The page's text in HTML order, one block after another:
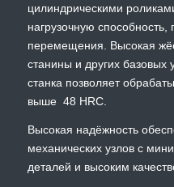
цилиндрическими
нагрузочную способность,
перемещения. Высокая
станины и других базовых
станка позволяет
выше 48 HRC.
Высокая надёжность
механических узлов с
деталей и высоким